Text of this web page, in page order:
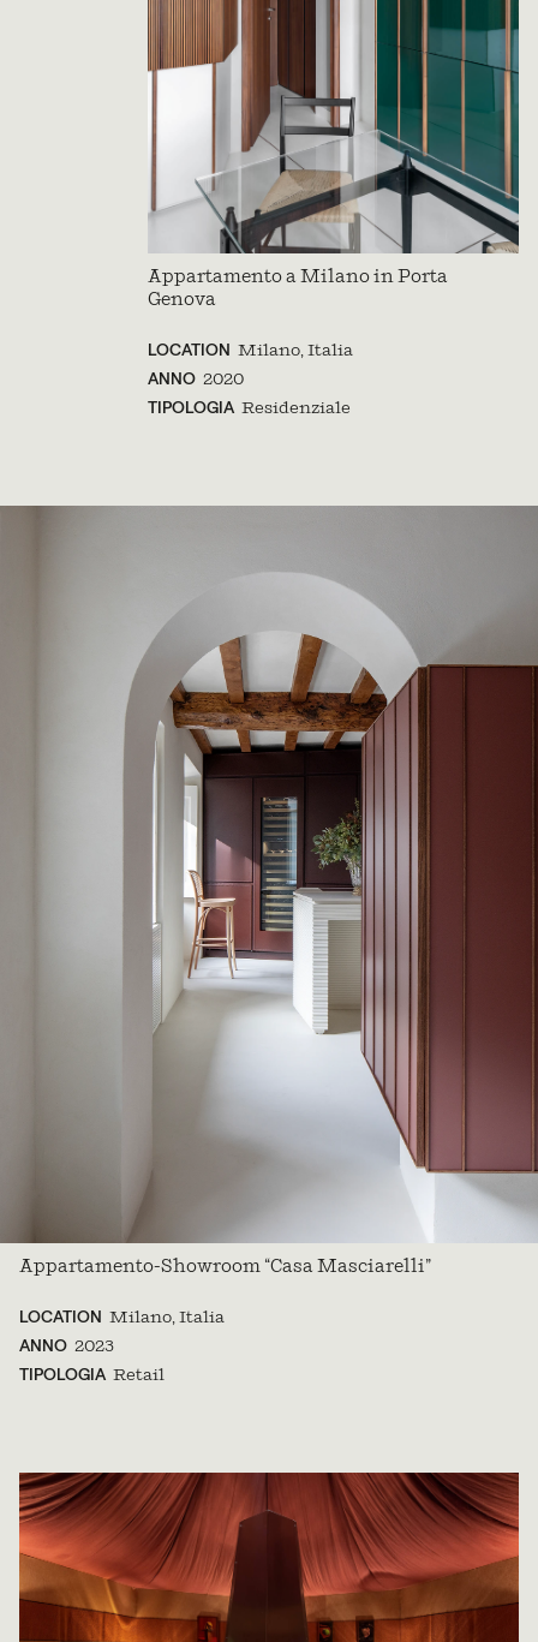
Appartamento-Showroom “Casa Masciarelli”
LOCATION Milano, Italia
ANNO 2023
TIPOLOGIA Retail
Appartamento a Milano in Porta
Genova
LOCATION Milano, Italia
ANNO 2020
TIPOLOGIA Residenziale